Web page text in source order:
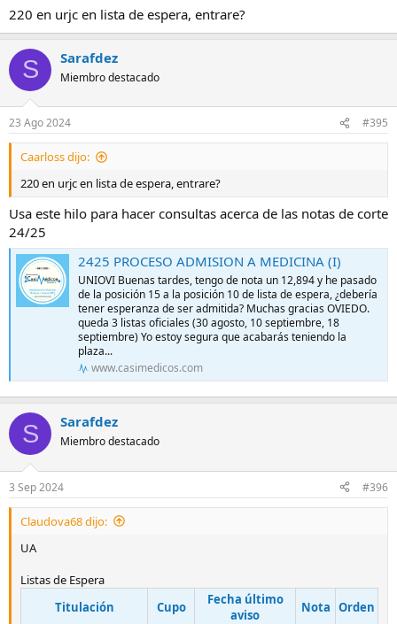
:
220 en urjc en lista de espera, entrare?
S Sarafdez
Miembro destacado
23 Ago 2024 #395
Caarloss dijo:
220 en urjc en lista de espera, entrare?
Usa este hilo para hacer consultas acerca de las notas de corte
24/25
2425 PROCESO ADMISION A MEDICINA (I)
UNIOVI Buenas tardes, tengo de nota un 12,894 y he pasado
de la posición 15 a la posición 10 de lista de espera, ¿debería
tener esperanza de ser admitida? Muchas gracias OVIEDO.
queda 3 listas oficiales (30 agosto, 10 septiembre, 18
septiembre) Yo estoy segura que acabarás teniendo la
plaza...
www.casimedicos.com
S Sarafdez
Miembro destacado
3 Sep 2024 #396
Claudova68 dijo:
UA
Listas de Espera
Titulación
Cupo
Fecha último
aviso
Nota Orden